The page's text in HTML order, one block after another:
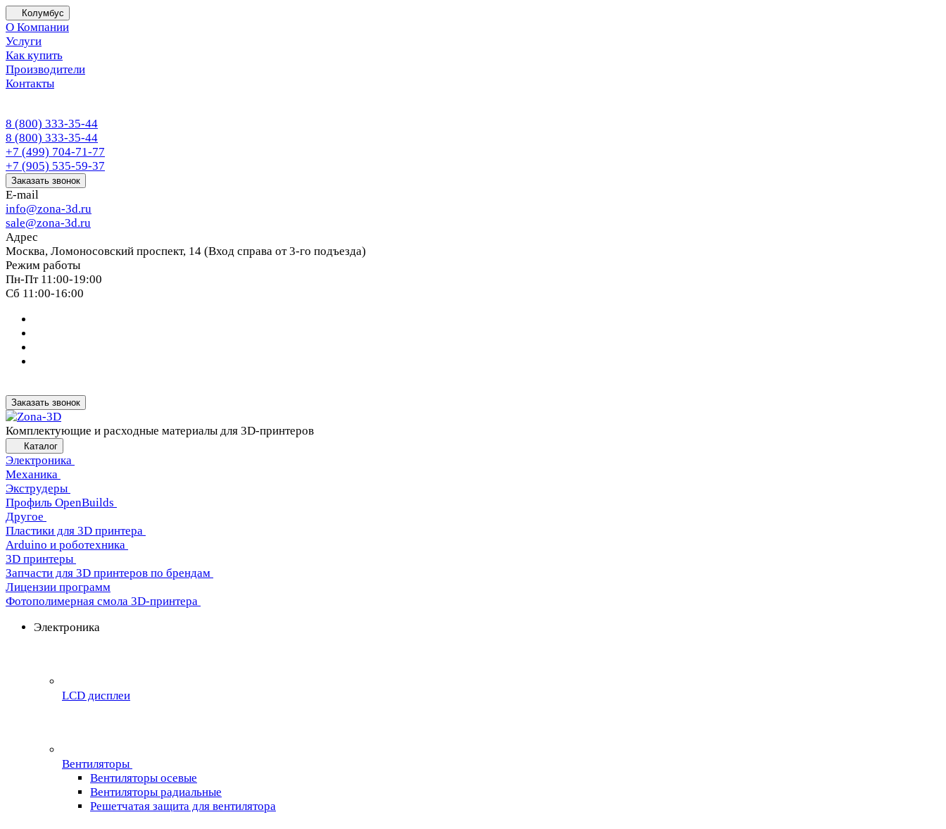
Колумбус
О Компании
Услуги
Как купить
Производители
Контакты
8 (800) 333-35-44
8 (800) 333-35-44
+7 (499) 704-71-77
+7 (905) 535-59-37
Заказать звонок
E-mail
info@zona-3d.ru
sale@zona-3d.ru
Адрес
Москва, Ломоносовский проспект, 14 (Вход справа от 3-го подъезда)
Режим работы
Пн-Пт 11:00-19:00
Сб 11:00-16:00
Заказать звонок
Комплектующие и расходные материалы для 3D-принтеров
Каталог
Электроника
Механика
Экструдеры
Профиль OpenBuilds
Другое
Пластики для 3D принтера
Arduino и роботехника
3D принтеры
Запчасти для 3D принтеров по брендам
Лицензии программ
Фотополимерная смола 3D-принтера
Электроника
LCD дисплеи
Вентиляторы
Вентиляторы осевые
Вентиляторы радиальные
Решетчатая защита для вентилятора